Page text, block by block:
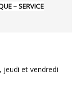
– SERVICE
jeudi et vendredi